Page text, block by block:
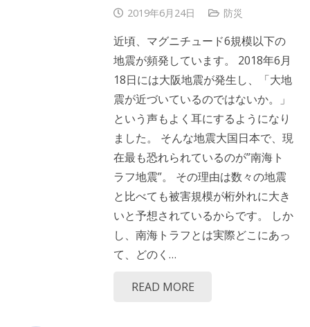
2019年6月24日 防災
近頃、マグニチュード6規模以下の
地震が頻発しています。 2018年6月
18日には大阪地震が発生し、「大地
震が近づいているのではないか。」
という声もよく耳にするようになり
ました。 そんな地震大国日本で、現
在最も恐れられているのが”南海ト
ラフ地震”。 その理由は数々の地震
と比べても被害規模が桁外れに大き
いと予想されているからです。 しか
し、南海トラフとは実際どこにあっ
て、どのく…
READ MORE